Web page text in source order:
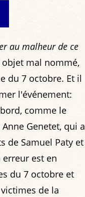
au malheur de ce
objet mal nommé,
du 7 octobre. Et il
l'événement:
comme le
Genetet, qui a
de Samuel Paty et
est en
du 7 octobre et
de la